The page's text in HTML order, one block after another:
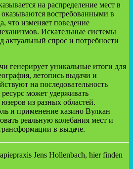
на распределение мест в
востребованными в
что изменяет поведение
Искательные системы
актуальный спрос и потребности
генерирует уникальные итоги для
летопись выдачи и
на последовательность
может удерживать
из разных областей.
и применение казино Вулкан
реальную колебания мест и
в выдаче.
Jens Hollenbach, hier finden